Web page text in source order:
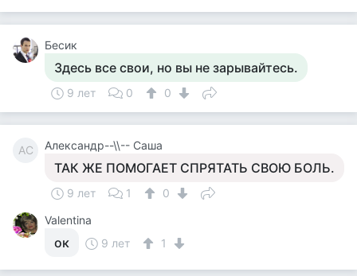
Бесик
Здесь все свои, но вы не зарывайтесь.
9 лет 0 0
АС Александр--\\-- Саша
ТАК ЖЕ ПОМОГАЕТ СПРЯТАТЬ СВОЮ БОЛЬ.
9 лет 1
0
Valentina
ок 9 лет 1